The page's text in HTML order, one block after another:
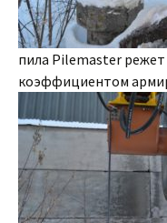
пила Pilemaster
коэффициентом